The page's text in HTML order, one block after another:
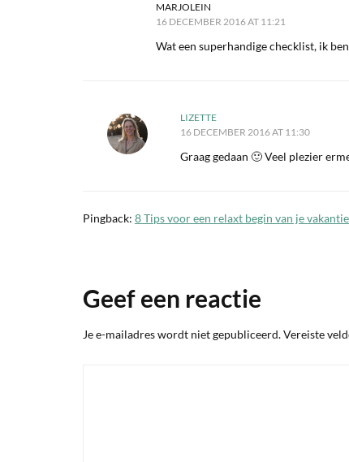
MARJOLEIN
16 DECEMBER 2016 AT 11:21
Wat een superhandige checklist, ik
LIZETTE
16 DECEMBER 2016 AT 11:30
Graag gedaan 🙂 Veel plezier
Pingback: 8 Tips voor een relaxt begin van je
Geef een reactie
Je e-mailadres wordt niet gepubliceerd.Vereiste